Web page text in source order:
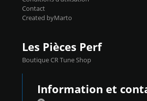
Contact
Created byMarto
Les Pièces Perf
Boutique CR Tune Shop
Information et